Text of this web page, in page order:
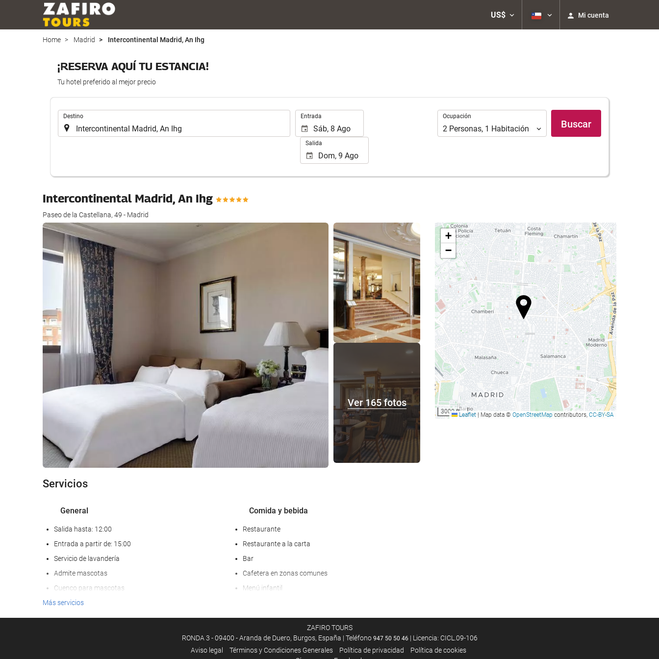
US$ Mi cuenta
Home Madrid Intercontinental Madrid, An Ihg
¡RESERVA AQUÍ TU ESTANCIA!
Tu hotel preferido al mejor precio
Destino Entrada
Salida
Ocupación
Ocupación
2 Personas, 1 Habitación Buscar
Intercontinental Madrid, An Ihg
Paseo de la Castellana, 49 - Madrid
Ver 165 fotos
Ver 165 fotos
Servicios
General
Salida hasta: 12:00
Entrada a partir de: 15:00
Servicio de lavandería
Admite mascotas
Cuenco para mascotas
Aire Acondicionado
Calefacción
Adaptado para personas con movilidad reducida
Comida y bebida
Restaurante
Restaurante a la carta
Bar
Cafetera en zonas comunes
Menú infantil
Servicio de picnic
Servicio de habitaciones
Opción de desayuno en la habitación
Más servicios
+
−
3000 ftLeaflet | Map data © OpenStreetMap contributors, CC-BY-SA
ZAFIRO TOURS
RONDA 3 - 09400 - Aranda de Duero, Burgos, España | Teléfono 947 50 50 46 | Licencia: CICL.09-106
Aviso legal
Términos y Condiciones Generales Política de privacidad
Política de cookies